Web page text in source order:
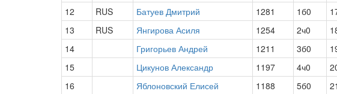
12
RUS Батуев Дмитрий 1281 1б0
13
RUS Янгирова Асиля 1254 2ч0
14
Григорьев Андрей 1211 3б0
15
Цикунов Александр 1197 4ч0
16
Яблоновский Елисей 1188 5б0